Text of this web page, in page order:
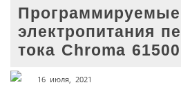
Программируемые
электропитания
тока Chroma 61500
16 июля, 2021